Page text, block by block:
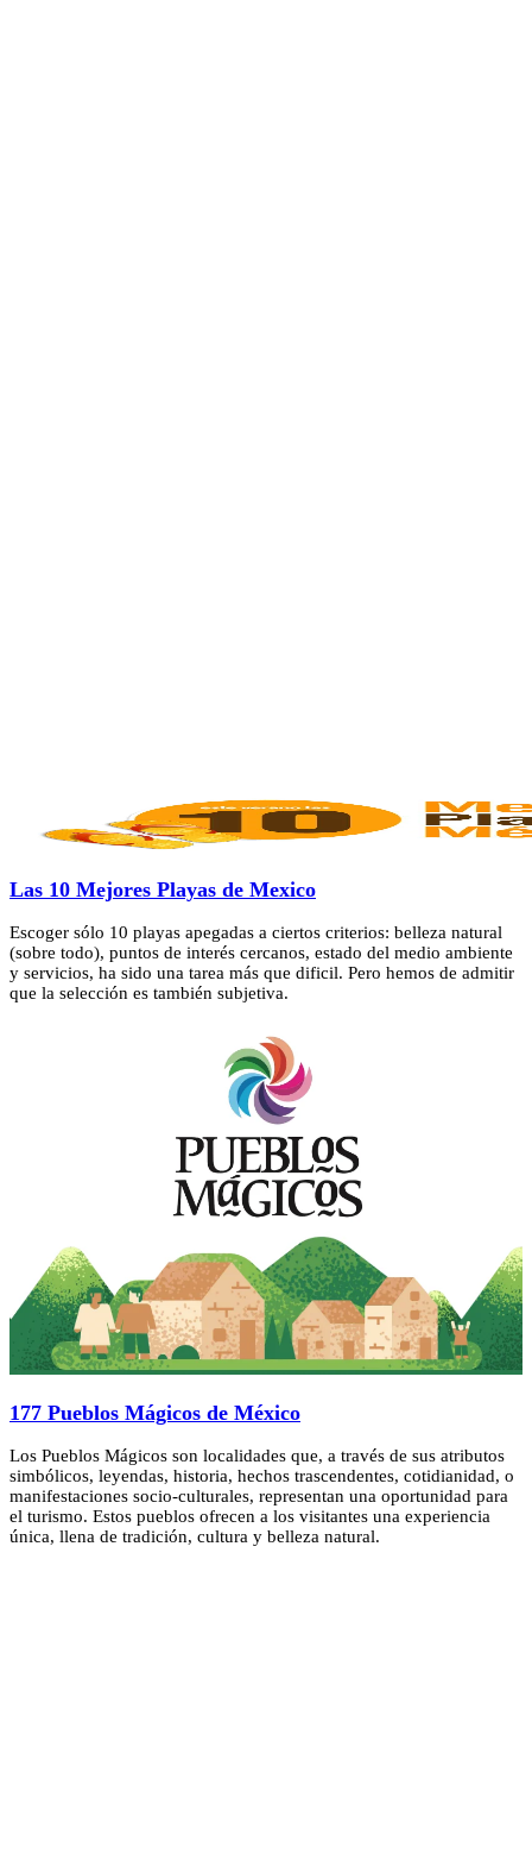
Las 10 Mejores Playas de Mexico
Escoger sólo 10 playas apegadas a ciertos criterios: belleza natural
(sobre todo), puntos de interés cercanos, estado del medio ambiente
y servicios, ha sido una tarea más que dificil. Pero hemos de admitir
que la selección es también subjetiva.
177 Pueblos Mágicos de México
Los Pueblos Mágicos son localidades que, a través de sus atributos
simbólicos, leyendas, historia, hechos trascendentes, cotidianidad, o
manifestaciones socio-culturales, representan una oportunidad para
el turismo. Estos pueblos ofrecen a los visitantes una experiencia
única, llena de tradición, cultura y belleza natural.